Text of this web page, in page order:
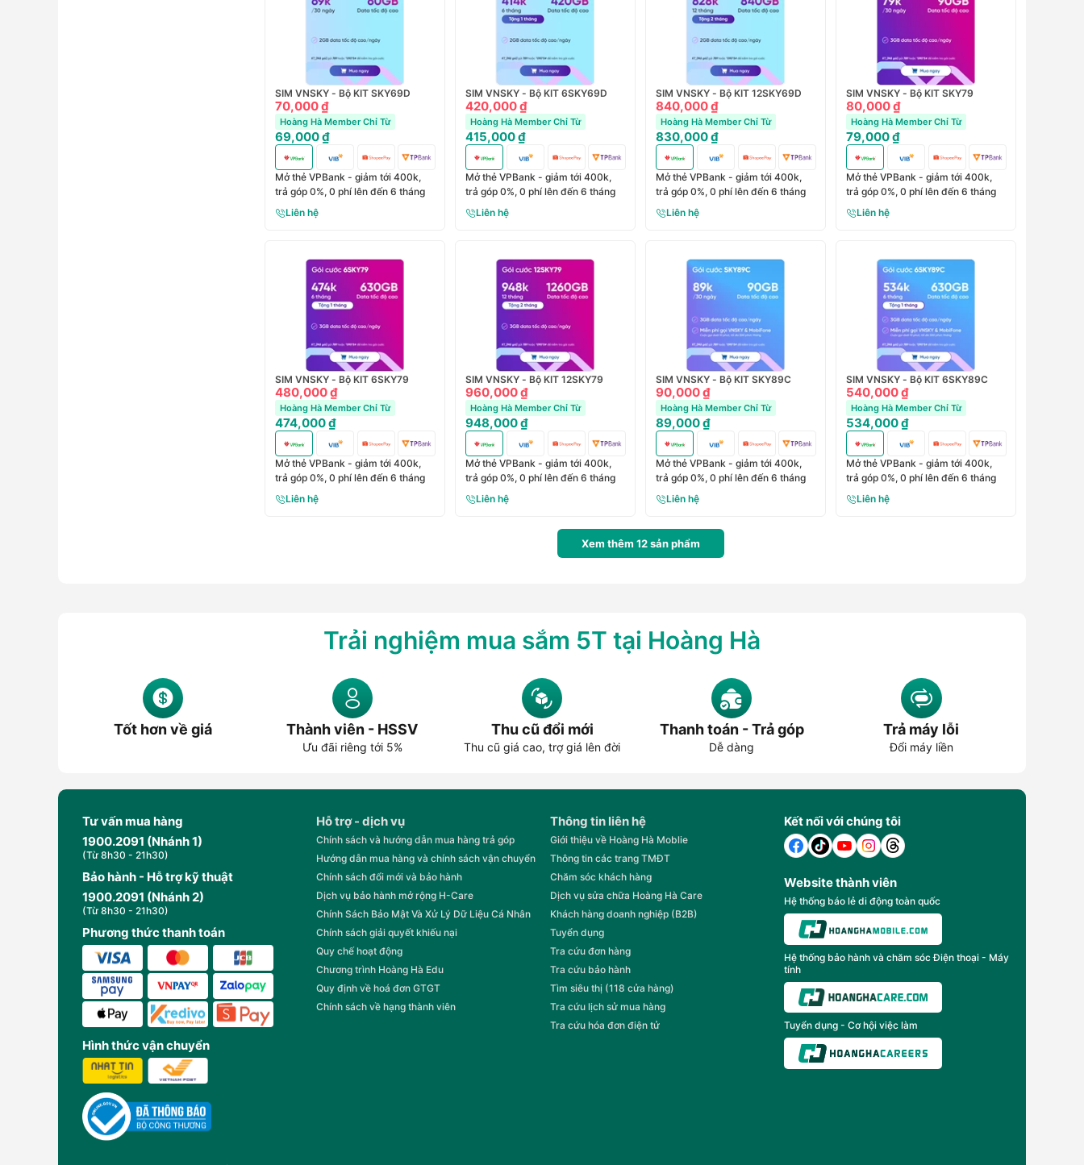
SIM VNSKY - Bộ KIT SKY69D
70,000 ₫
Hoàng Hà Member Chỉ Từ
69,000 ₫
Mở thẻ VPBank - giảm tới 400k,
trả góp 0%, 0 phí lên đến 6 tháng
Liên hệ
SIM VNSKY - Bộ KIT 6SKY69D
420,000 ₫
Hoàng Hà Member Chỉ Từ
415,000 ₫
Mở thẻ VPBank - giảm tới 400k,
trả góp 0%, 0 phí lên đến 6 tháng
Liên hệ
SIM VNSKY - Bộ KIT 12SKY69D
840,000 ₫
Hoàng Hà Member Chỉ Từ
830,000 ₫
Mở thẻ VPBank - giảm tới 400k,
trả góp 0%, 0 phí lên đến 6 tháng
Liên hệ
SIM VNSKY - Bộ KIT SKY79
80,000 ₫
Hoàng Hà Member Chỉ Từ
79,000 ₫
Mở thẻ VPBank - giảm tới 400k,
trả góp 0%, 0 phí lên đến 6 tháng
Liên hệ
SIM VNSKY - Bộ KIT 6SKY79
480,000 ₫
Hoàng Hà Member Chỉ Từ
474,000 ₫
Mở thẻ VPBank - giảm tới 400k,
trả góp 0%, 0 phí lên đến 6 tháng
Liên hệ
SIM VNSKY - Bộ KIT 12SKY79
960,000 ₫
Hoàng Hà Member Chỉ Từ
948,000 ₫
Mở thẻ VPBank - giảm tới 400k,
trả góp 0%, 0 phí lên đến 6 tháng
Liên hệ
SIM VNSKY - Bộ KIT SKY89C
90,000 ₫
Hoàng Hà Member Chỉ Từ
89,000 ₫
Mở thẻ VPBank - giảm tới 400k,
trả góp 0%, 0 phí lên đến 6 tháng
Liên hệ
SIM VNSKY - Bộ KIT 6SKY89C
540,000 ₫
Hoàng Hà Member Chỉ Từ
534,000 ₫
Mở thẻ VPBank - giảm tới 400k,
trả góp 0%, 0 phí lên đến 6 tháng
Liên hệ
Xem thêm 12sản phẩm
Trải nghiệm mua sắm 5T tại Hoàng Hà
Tốt hơn về giá Thành viên - HSSV
Ưu đãi riêng tới 5%
Thu cũ đổi mới
Thu cũ giá cao, trợ giá lên đời
Thanh toán - Trả góp
Dễ dàng
Trả máy lỗi
Đổi máy liền
Tư vấn mua hàng
1900.2091 (Nhánh 1)
(Từ 8h30 - 21h30)
Bảo hành - Hỗ trợ kỹ thuật
1900.2091 (Nhánh 2)
(Từ 8h30 - 21h30)
Phương thức thanh toán
Hình thức vận chuyển
Hỗ trợ - dịch vụ
Chính sách và hướng dẫn mua hàng trả góp
Hướng dẫn mua hàng và chính sách vận chuyển
Chính sách đổi mới và bảo hành
Dịch vụ bảo hành mở rộng H-Care
Chính Sách Bảo Mật Và Xử Lý Dữ Liệu Cá Nhân
Chính sách giải quyết khiếu nại
Quy chế hoạt động
Chương trình Hoàng Hà Edu
Quy định về hoá đơn GTGT
Chính sách về hạng thành viên
Thông tin liên hệ
Giới thiệu về Hoàng Hà Moblie
Thông tin các trang TMĐT
Chăm sóc khách hàng
Dịch vụ sửa chữa Hoàng Hà Care
Khách hàng doanh nghiệp (B2B)
Tuyển dụng
Tra cứu đơn hàng
Tra cứu bảo hành
Tìm siêu thị (118 cửa hàng)
Tra cứu lịch sử mua hàng
Tra cứu hóa đơn điện tử
Kết nối với chúng tôi
Website thành viên
Hệ thống báo lẻ di động toàn quốc
Hệ thống bảo hành và chăm sóc Điện thoại - Máy
tính
Tuyển dụng - Cơ hội việc làm